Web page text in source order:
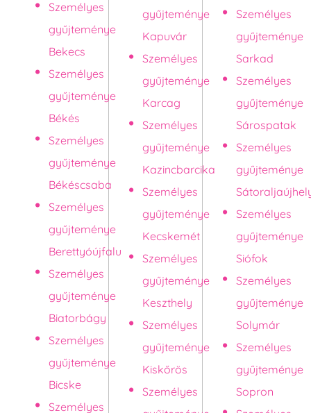
Személyes
gyűjteménye
Bekecs
Személyes
gyűjteménye
Békés
Személyes
gyűjteménye
Békéscsaba
Személyes
gyűjteménye
Berettyóújfalu
Személyes
gyűjteménye
Biatorbágy
Személyes
gyűjteménye
Bicske
Személyes
gyűjteménye
Kapuvár
Személyes
gyűjteménye
Karcag
Személyes
gyűjteménye
Kazincbarcika
Személyes
gyűjteménye
Kecskemét
Személyes
gyűjteménye
Keszthely
Személyes
gyűjteménye
Kiskőrös
Személyes
Személyes
gyűjteménye
Sarkad
Személyes
gyűjteménye
Sárospatak
Személyes
gyűjteménye
Személyes
gyűjteménye
Siófok
Személyes
gyűjteménye
Solymár
Személyes
gyűjteménye
Sopron